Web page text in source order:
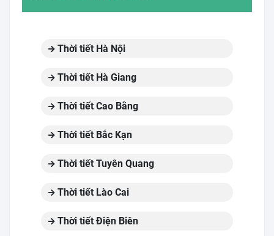
Thời tiết Hà Nội
Thời tiết Hà Giang
Thời tiết Cao Bằng
Thời tiết Bắc Kạn
Thời tiết Tuyên Quang
Thời tiết Lào Cai
Thời tiết Điện Biên